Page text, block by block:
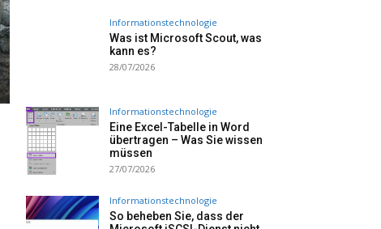
Informationstechnologie
Was ist Microsoft Scout, was
kann es?
28/07/2026
Informationstechnologie
Eine Excel-Tabelle in Word
übertragen – Was Sie wissen
müssen
27/07/2026
Informationstechnologie
So beheben Sie, dass der